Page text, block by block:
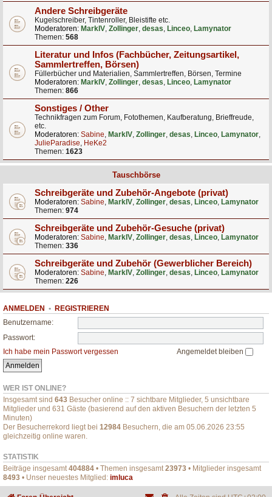
Andere Schreibgeräte
Kugelschreiber, Tintenroller, Bleistifte etc.
Moderatoren: MarkIV, Zollinger, desas, Linceo, Lamynator
Themen: 568
Literatur und Infos (Fachbücher, Zeitungsartikel,
Sammlertreffen, Börsen)
Füllerbücher und Materialien, Sammlertreffen, Börsen, Termine
Moderatoren: MarkIV, Zollinger, desas, Linceo, Lamynator
Themen: 866
Sonstiges / Other
Technikfragen zum Forum, Fotothemen, Kaufberatung, Brieffreude,
etc.
Moderatoren: Sabine, MarkIV, Zollinger, desas, Linceo, Lamynator,
JulieParadise, HeKe2
Themen: 1623
Tauschbörse
Schreibgeräte und Zubehör-Angebote (privat)
Moderatoren: Sabine, MarkIV, Zollinger, desas, Linceo, Lamynator
Themen: 974
Schreibgeräte und Zubehör-Gesuche (privat)
Moderatoren: Sabine, MarkIV, Zollinger, desas, Linceo, Lamynator
Themen: 336
Schreibgeräte und Zubehör (Gewerblicher Bereich)
Moderatoren: Sabine, MarkIV, Zollinger, desas, Linceo, Lamynator
Themen: 226
ANMELDEN • REGISTRIEREN
Benutzername:
Passwort:
Ich habe mein Passwort vergessen
Angemeldet bleiben
WER IST ONLINE?
Insgesamt sind 643 Besucher online :: 7 sichtbare Mitglieder, 5 unsichtbare
Mitglieder und 631 Gäste (basierend auf den aktiven Besuchern der letzten 5
Minuten)
Der Besucherrekord liegt bei 12984 Besuchern, die am 05.06.2026 23:55
gleichzeitig online waren.
STATISTIK
Beiträge insgesamt404884 • Themen insgesamt23973 • Mitglieder insgesamt
8493 • Unser neuestes Mitglied: imluca